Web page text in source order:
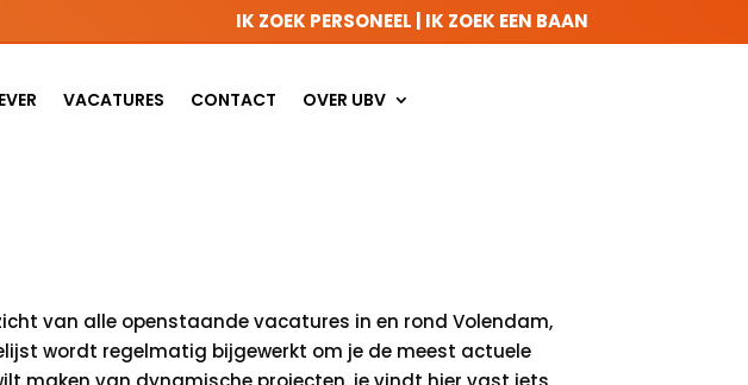
IK ZOEK PERSONEEL IK ZOEK EEN BAAN
VACATURES CONTACT OVER UBV
van alle openstaande vacatures in en rond Volendam,
wordt regelmatig bijgewerkt om je de meest actuele